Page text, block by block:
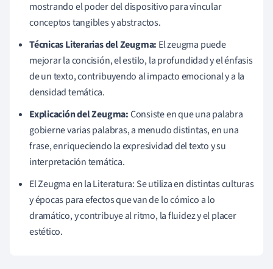
mostrando el poder del dispositivo para vincular
conceptos tangibles y abstractos.
Técnicas Literarias del Zeugma: El zeugma puede
mejorar la concisión, el estilo, la profundidad y el énfasis
de un texto, contribuyendo al impacto emocional y a la
densidad temática.
Explicación del Zeugma:Consiste en que una palabra
gobierne varias palabras, a menudo distintas, en una
frase, enriqueciendo la expresividad del texto y su
interpretación temática.
El Zeugma en la Literatura: Se utiliza en distintas culturas
y épocas para efectos que van de lo cómico a lo
dramático, y contribuye al ritmo, la fluidez y el placer
estético.